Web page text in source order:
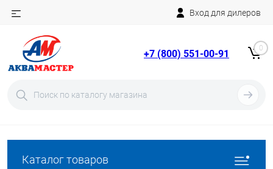
Вход для дилеров
+7 (800) 551-00-91 0
Каталог товаров